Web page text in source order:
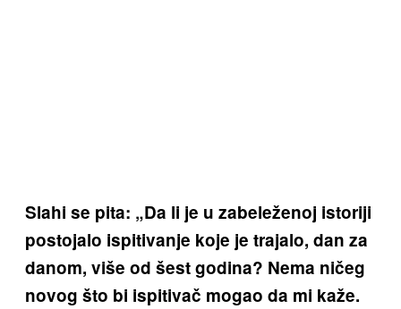
Slahi se pita: „Da li je u zabeleženoj istoriji
postojalo ispitivanje koje je trajalo, dan za
danom, više od šest godina? Nema ničeg
novog što bi ispitivač mogao da mi kaže.